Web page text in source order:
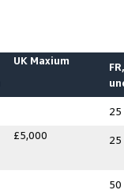
UK Maxium
25
£5,000 25
50